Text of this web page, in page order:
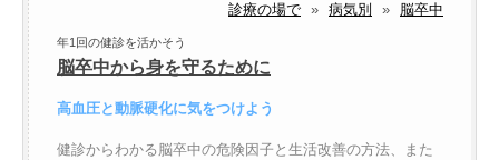
診療の場で » 病気別 » 脳卒中
年1回の健診を活かそう
脳卒中から身を守るために
高血圧と動脈硬化に気をつけよう
健診からわかる脳卒中の危険因子と生活改善の方法、また